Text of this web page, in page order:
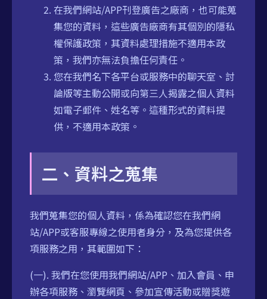
在我們網站/APP刊登廣告之廠商，也可能蒐
集您的資料，這些廣告廠商有其個別的隱私
權保護政策，其資料處理措施不適用本政
策，我們亦無法負擔任何責任。
您在我們名下各平台或服務中的聊天室、討
論版等主動公開或向第三人揭露之個人資料
如電子郵件、姓名等。這種形式的資料提
供，不適用本政策。
二、資料之蒐集
我們蒐集您的個人資料，係為確認您在我們網
站/APP或客服專線之使用者身分，及為您提供各
項服務之用，其範圍如下：
(一). 我們在您使用我們網站/APP、加入會員、申
辦各項服務、瀏覽網頁、參加宣傳活動或贈獎遊